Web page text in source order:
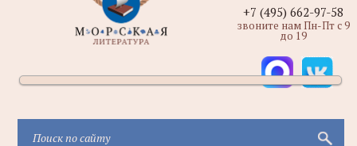
+7 (495) 662-97-58
звоните нам Пн-Пт с 9
до 19